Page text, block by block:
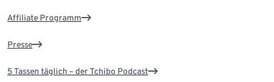
Affiliate Programm
Presse
5 Tassen täglich – der Tchibo Podcast